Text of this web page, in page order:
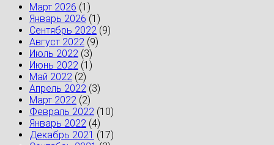
Март 2026 (1)
Январь 2026 (1)
Сентябрь 2022 (9)
Август 2022 (9)
Июль 2022 (3)
Июнь 2022 (1)
Май 2022 (2)
Апрель 2022 (3)
Март 2022 (2)
Февраль 2022 (10)
Январь 2022 (4)
Декабрь 2021 (17)